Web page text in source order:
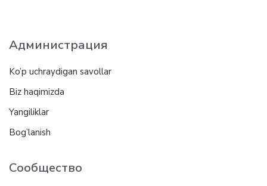
Администрация
Ko’p uchraydigan savollar
Biz haqimizda
Yangiliklar
Bog’lanish
Сообщество